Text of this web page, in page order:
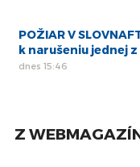
POŽIAR V
k narušeniu jednej
dnes 15:46
Z